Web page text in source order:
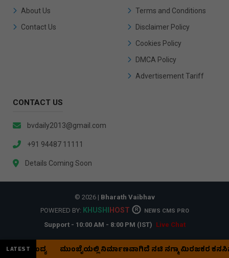
About Us
Contact Us
Terms and Conditions
Disclaimer Policy
Cookies Policy
DMCA Policy
Advertisement Tariff
CONTACT US
bvdaily2013@gmail.com
+91 94487 11111
Details Coming Soon
© 2026 | Bharath Vaibhav
POWERED BY: KHUSHI HOST R NEWS CMS PRO
Support - 10:00 AM - 8:00 PM (IST) Live Chat
LATEST
ಪಂದ್ಯ ಮುಂಬೈಯಲ್ಲಿ ನಿರ್ಮಾಣವಾಗಿದೆ ನಟಿ ನಗ್ಮಾ ಮಿರಜಕರ ಕನಸಿನ